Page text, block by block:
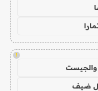
!
والجيست